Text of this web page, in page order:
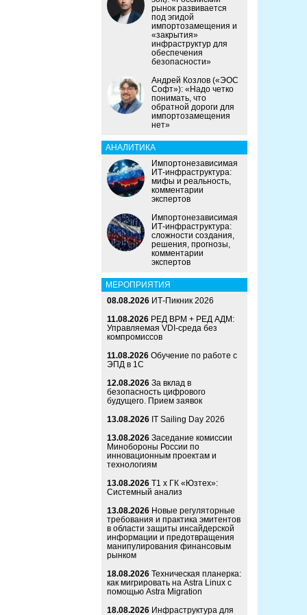
рынок развивается
под эгидой
импортозамещения и
«закрытия»
инфраструктур для
обеспечения
безопасности»
Андрей Козлов («ЭОС
Софт»): «Надо четко
понимать, что
обратной дороги для
импортозамещения
нет»
АНАЛИТИКА
Импортонезависимая
ИТ-инфраструктура:
мифы и реальность,
комментарии
экспертов
Импортонезависимая
ИТ-инфраструктура:
сложности создания,
решения, прогнозы,
комментарии
экспертов
МЕРОПРИЯТИЯ
08.08.2026 ИТ-Пикник 2026
11.08.2026 РЕД ВРМ + РЕД АДМ:
Управляемая VDI-среда без
компромиссов
11.08.2026 Обучение по работе с
ЭПД в 1С
12.08.2026 За вклад в
безопасность цифрового
будущего. Прием заявок
13.08.2026 IT Sailing Day 2026
13.08.2026 Заседание комиссии
Минобороны России по
инновационным проектам и
технологиям
13.08.2026 Т1 x ГК «Юзтех»:
Системный анализ
13.08.2026 Новые регуляторные
требования и практика эмитентов
в области защиты инсайдерской
информации и предотвращения
манипулирования финансовым
рынком
18.08.2026 Техническая планерка:
как мигрировать на Astra Linux с
помощью Astra Migration
18.08.2026 Инфраструктура для